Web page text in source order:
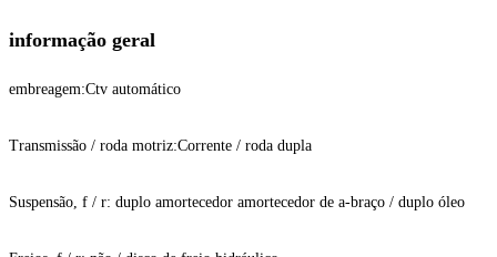
informação geral
embreagem:Ctv automático
Transmissão / roda motriz:Corrente / roda dupla
Suspensão, f / r: duplo amortecedor amortecedor de a-braço / duplo óleo